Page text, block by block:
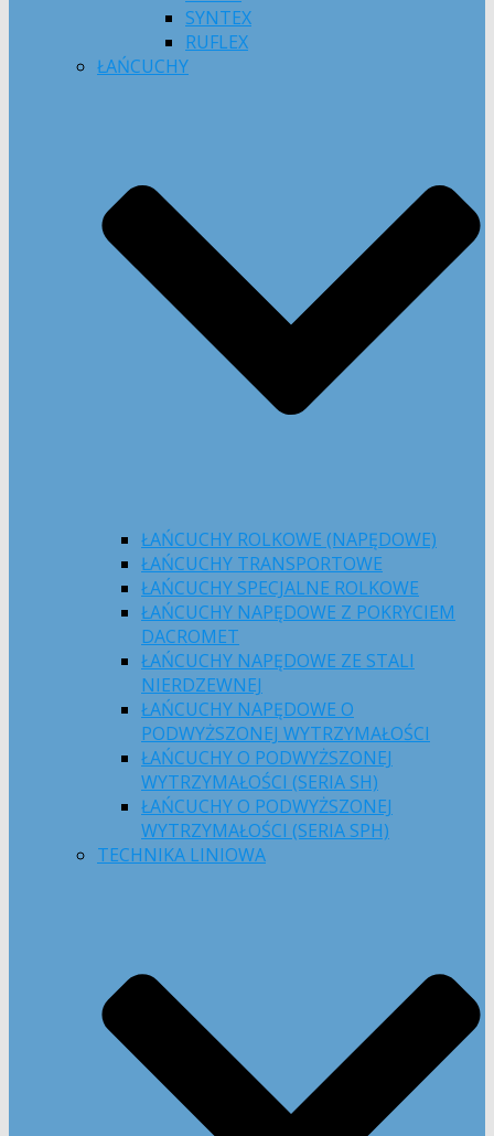
SYNTEX
RUFLEX
ŁAŃCUCHY
ŁAŃCUCHY ROLKOWE (NAPĘDOWE)
ŁAŃCUCHY TRANSPORTOWE
ŁAŃCUCHY SPECJALNE ROLKOWE
ŁAŃCUCHY NAPĘDOWE Z POKRYCIEM
DACROMET
ŁAŃCUCHY NAPĘDOWE ZE STALI
NIERDZEWNEJ
ŁAŃCUCHY NAPĘDOWE O
PODWYŻSZONEJ WYTRZYMAŁOŚCI
ŁAŃCUCHY O PODWYŻSZONEJ
WYTRZYMAŁOŚCI (SERIA SH)
ŁAŃCUCHY O PODWYŻSZONEJ
WYTRZYMAŁOŚCI (SERIA SPH)
TECHNIKA LINIOWA